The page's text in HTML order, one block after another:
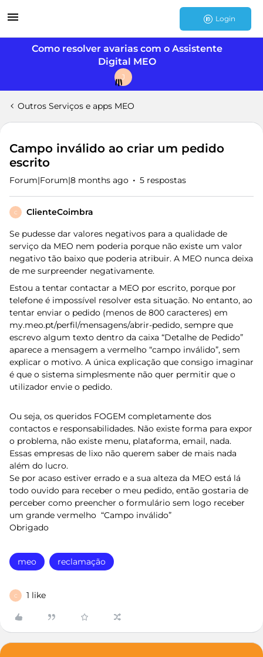
Login
Como resolver avarias com o Assistente
Digital MEO
J
Outros Serviços e apps MEO
Campo inválido ao criar um pedido
escrito
Forum|Forum|8 months ago 5 respostas
C ClienteCoimbra
Se pudesse dar valores negativos para a qualidade de
serviço da MEO nem poderia porque não existe um valor
negativo tão baixo que poderia atribuir. A MEO nunca deixa
de me surpreender negativamente.
Estou a tentar contactar a MEO por escrito, porque por
telefone é impossível resolver esta situação. No entanto, ao
tentar enviar o pedido (menos de 800 caracteres) em
my.meo.pt/perfil/mensagens/abrir-pedido, sempre que
escrevo algum texto dentro da caixa “Detalhe de Pedido”
aparece a mensagem a vermelho “campo inválido”, sem
explicar o motivo. A única explicação que consigo imaginar
é que o sistema simplesmente não quer permitir que o
utilizador envie o pedido.
Ou seja, os queridos FOGEM completamente dos
contactos e responsabilidades. Não existe forma para expor
o problema, não existe menu, plataforma, email, nada.
Essas empresas de lixo não querem saber de mais nada
além do lucro.
Se por acaso estiver errado e a sua alteza da MEO está lá
todo ouvido para receber o meu pedido, então gostaria de
perceber como preencher o formulário sem logo receber
um grande vermelho “Campo inválido”
Obrigado
meo reclamação
C 1 like